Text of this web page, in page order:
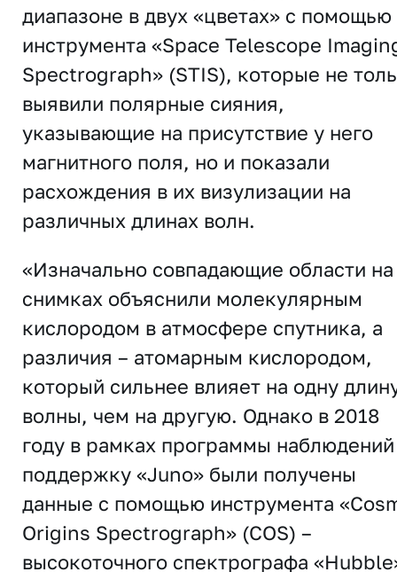
диапазоне в двух «цветах» с помощью
инструмента «Space Telescope
Spectrograph» (STIS), которые не
выявили полярные сияния,
указывающие на присутствие у него
магнитного поля, но и показали
расхождения в их визулизации на
различных длинах волн.
«Изначально совпадающие области на
снимках объяснили молекулярным
кислородом в атмосфере спутника, а
различия – атомарным кислородом,
который сильнее влияет на одну
волны, чем на другую. Однако в 2018
году в рамках программы
поддержку «Juno» были получены
данные с помощью инструмента
Origins Spectrograph» (COS) –
высокоточного спектрографа